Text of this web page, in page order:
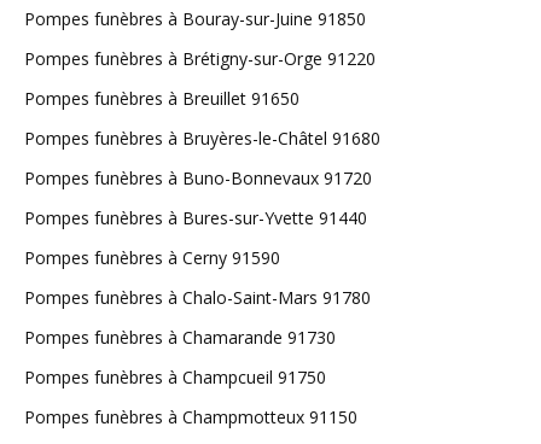
Pompes funèbres à Bouray-sur-Juine 91850
Pompes funèbres à Brétigny-sur-Orge 91220
Pompes funèbres à Breuillet 91650
Pompes funèbres à Bruyères-le-Châtel 91680
Pompes funèbres à Buno-Bonnevaux 91720
Pompes funèbres à Bures-sur-Yvette 91440
Pompes funèbres à Cerny 91590
Pompes funèbres à Chalo-Saint-Mars 91780
Pompes funèbres à Chamarande 91730
Pompes funèbres à Champcueil 91750
Pompes funèbres à Champmotteux 91150